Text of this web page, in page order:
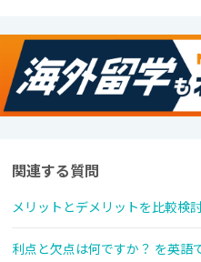
関連する質問
メリットとデメリットを比較検
利点と欠点は何ですか？ を英語